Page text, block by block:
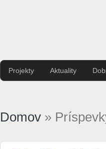
Projekty Aktuality
Domov »